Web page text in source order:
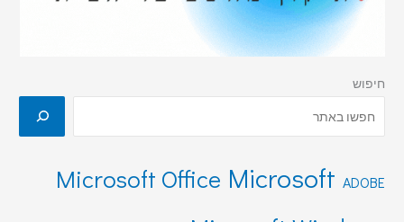
חיפוש
ADOBE
Microsoft
Microsoft Office